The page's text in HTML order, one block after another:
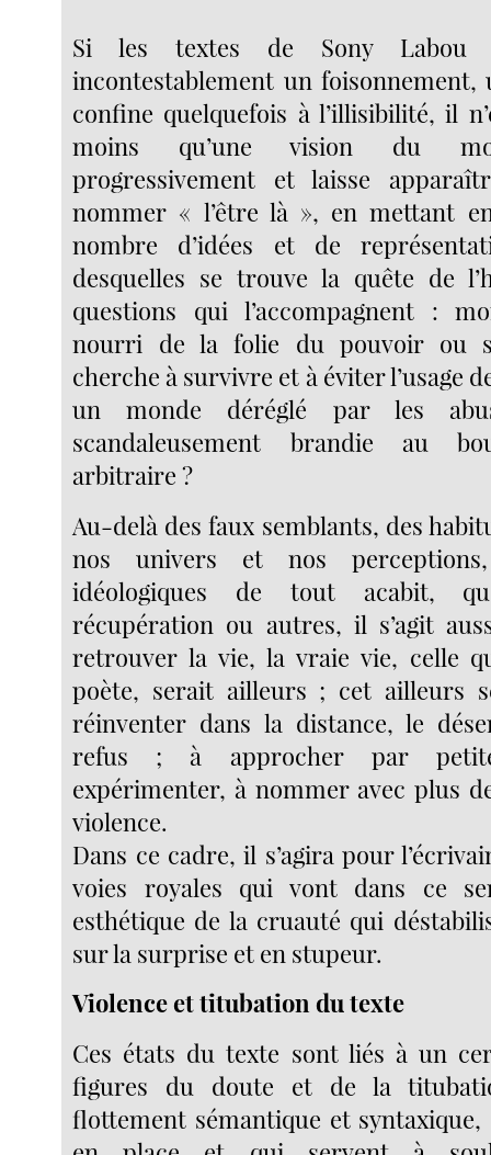
Si les textes de Sony Labou
incontestablement un foisonnement,
confine quelquefois à l’illisibilité, il
moins qu’une vision du
progressivement et laisse
nommer « l’être là », en mettant
nombre d’idées et de
desquelles se trouve la quête de
questions qui l’accompagnent :
nourri de la folie du pouvoir ou
cherche à survivre et à éviter l’usage
un monde déréglé par les
scandaleusement brandie au
arbitraire ?
Au-delà des faux semblants, des
nos univers et nos
idéologiques de tout acabit,
récupération ou autres, il s’agit
retrouver la vie, la vraie vie, celle
poète, serait ailleurs ; cet ailleurs
réinventer dans la distance, le
refus ; à approcher par
expérimenter, à nommer avec plus
violence.
Dans ce cadre, il s’agira pour
voies royales qui vont dans ce
esthétique de la cruauté qui
sur la surprise et en stupeur.
Violence et titubation du texte
Ces états du texte sont liés à un
figures du doute et de la
flottement sémantique et